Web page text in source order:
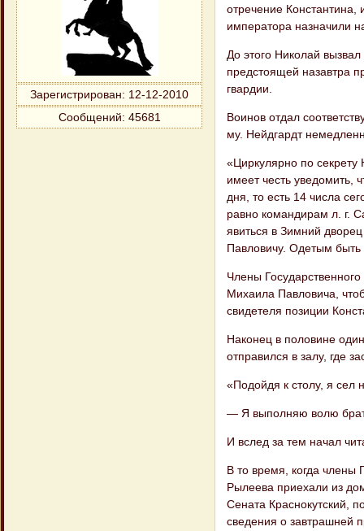
Зарегистрирован: 12-12-2010
Сообщений: 45681
отречение
императора назначили
До этого Николай
предстоящей назавтра
гвардии.
Воинов отдал
му. Нейд​гардт
«Циркулярно по секрету
имеет честь уведомить,
дня, то есть 14 числа
равно командирам л. г.
явиться в Зимний
Павловичу. Одетым быть
Члены
Михаила Пав​ловича,
свидетеля позиции
Наконец в половине
отправился в залу, где
«Подойдя к столу, я сел
— Я выполняю волю
И вслед за тем начал
В то время, когда члены
Рылеева при​ехали из
Сената Краснокутский,
сведения о завтрашней